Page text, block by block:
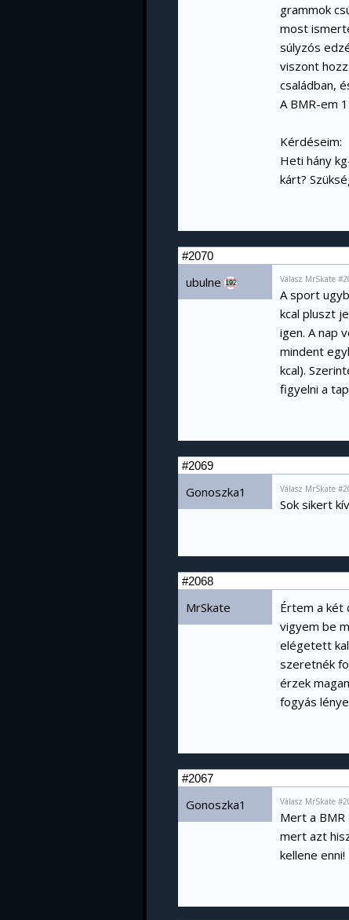
grammok
most
súlyzós
viszont
családban,
A BMR-em
Kérdéseim:
Heti hány
kárt?
#2070
ubulne 192 Válasz MrSkate
A sport
kcal pluszt
igen. A nap
mindent
kcal).
figyelni a
#2069
Gonoszka1 Válasz MrSkate
Sok sikert
#2068
MrSkate
Értem a két
vigyem be
elégetett
szeretnék
érzek
fogyás
#2067
Gonoszka1 Válasz MrSkate
Mert a
mert azt
kellene enni!